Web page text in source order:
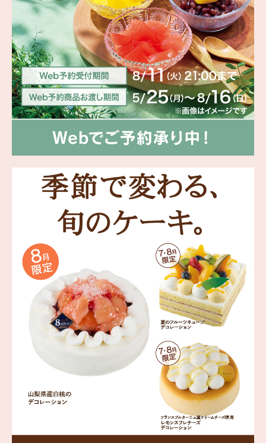
岳や末広がりを意味す
つ時」という意味を込
。雄大な八ヶ岳山麓の自
れる、こだわりのスイー
海外 Overseas shops
Malaysia
UAE
Thailand